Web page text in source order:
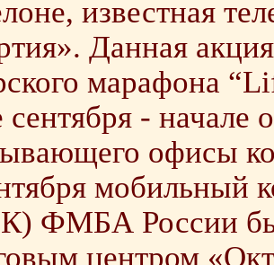
известная
Данная
марафона
сентября - начале
офисы
мобильный
ФМБА России
центром